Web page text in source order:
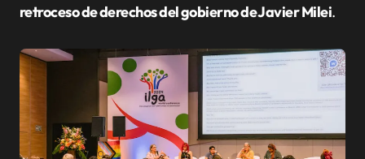
retroceso de derechos del gobierno de Javier Milei.